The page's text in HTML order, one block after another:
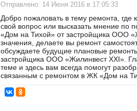
Отправлено: 14 Июня 2016 в 17:05:33
Добро пожаловать в тему ремонта, где
свой вопрос или высказать мнение по
«Дом на Тихой» от застройщика ООО
значения, делаете вы ремонт
обсуждаете будущие плановые
застройщика ООО «Жилинвест ХХI».
теме и здесь вам всегда помогут
связанным с ремонтом в ЖК «Дом на